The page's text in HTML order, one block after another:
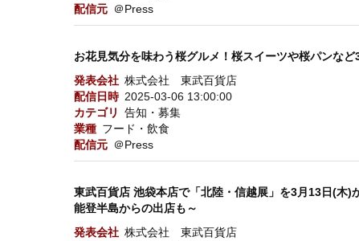
配信元 ＠Press
お花見気分を味わう桜グルメ！桜スイーツや桜パンな
発表会社 株式会社 東武百貨店
配信日時 2025-03-06 13:00:00
カテゴリ
告知・募集
業種 フード・飲食
配信元 ＠Press
東武百貨店 池袋本店で「北陸・信越展」を3月13日(
能登半島からの出店も～
発表会社 株式会社 東武百貨店